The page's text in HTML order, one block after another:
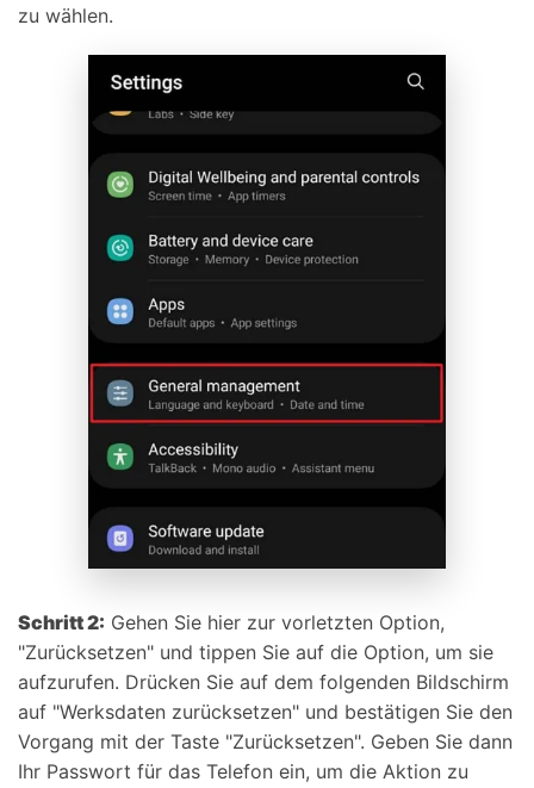
zu wählen.
Schritt 2: Gehen Sie hier zur vorletzten Option,
"Zurücksetzen" und tippen Sie auf die Option, um sie
aufzurufen. Drücken Sie auf dem folgenden Bildschirm
auf "Werksdaten zurücksetzen" und bestätigen Sie den
Vorgang mit der Taste "Zurücksetzen". Geben Sie dann
Ihr Passwort für das Telefon ein, um die Aktion zu